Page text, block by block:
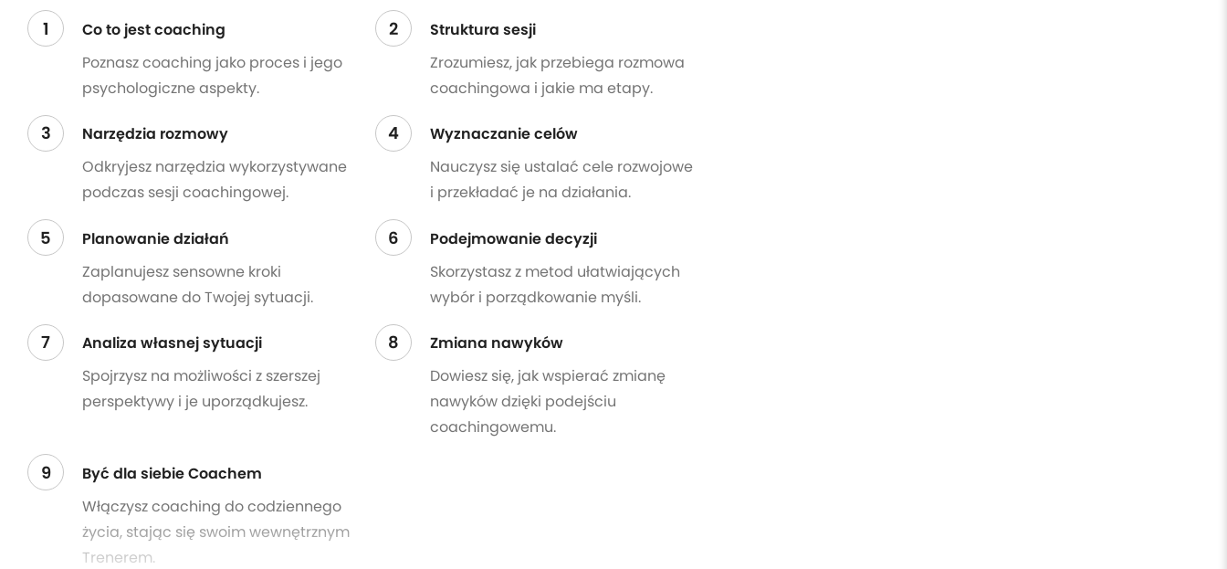
1
Co to jest coaching
Poznasz coaching jako proces i jego
psychologiczne aspekty.
2
Struktura sesji
Zrozumiesz, jak przebiega rozmowa
coachingowa i jakie ma etapy.
3
Narzędzia rozmowy
Odkryjesz narzędzia wykorzystywane
podczas sesji coachingowej.
4
Wyznaczanie celów
Nauczysz się ustalać cele rozwojowe
i przekładać je na działania.
5
Planowanie działań
Zaplanujesz sensowne kroki
dopasowane do Twojej sytuacji.
6
Podejmowanie decyzji
Skorzystasz z metod ułatwiających
wybór i porządkowanie myśli.
7
Analiza własnej sytuacji
Spojrzysz na możliwości z szerszej
perspektywy i je uporządkujesz.
8
Zmiana nawyków
Dowiesz się, jak wspierać zmianę
nawyków dzięki podejściu
coachingowemu.
9
Być dla siebie Coachem
Włączysz coaching do codziennego
życia, stając się swoim wewnętrznym
Trenerem.